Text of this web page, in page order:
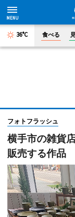
36°C 食べる
フォトフラッシュ
横手市の雑貨
販売する作品